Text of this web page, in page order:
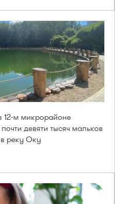
12-м микрорайоне
девяти тысяч мальков
реку Оку